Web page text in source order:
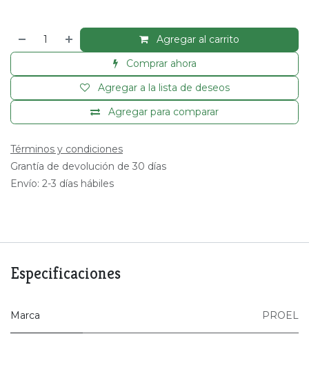
Agregar al carrito
Comprar ahora
Agregar para comparar
Agregar a la lista de deseos
Términos y condiciones
Grantía de devolución de 30 días
Envío: 2-3 días hábiles
Especificaciones
Marca PROEL